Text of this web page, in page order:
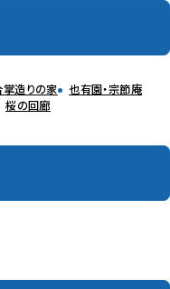
掌造りの家
也有園・宗節庵
桜の回廊